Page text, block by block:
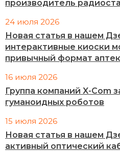
производитель
24 июля 2026
Новая статья в нашем
интерактивные киоски
привычный формат
16 июля 2026
Группа компаний X-Com
гуманоидных роботов
15 июля 2026
Новая статья в нашем
активный оптический